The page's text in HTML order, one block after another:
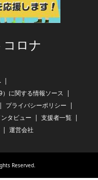
ロナ
に関する情報ソース
プライバシーポリシー
タビュー
支援者一覧
運営会社
Reserved.